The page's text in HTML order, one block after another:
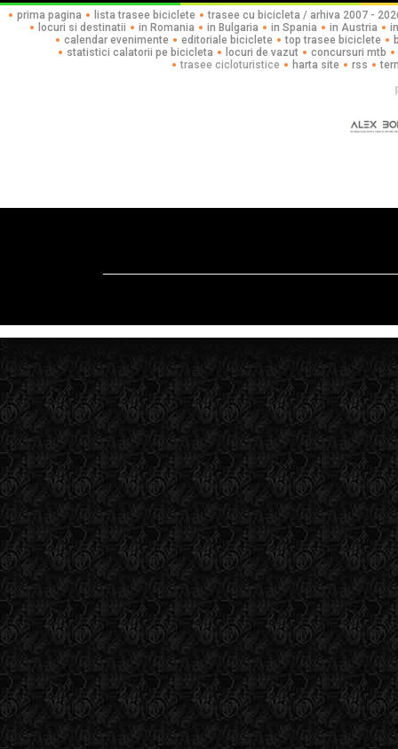
prima pagina lista trasee biciclete
trasee cu bicicleta / arhiva 2007 -
locuri si destinatii
in Romania in Bulgaria in Spania in Austria
calendar evenimente
editoriale biciclete top trasee biciclete
statistici calatorii pe bicicleta
locuri de vazut
concursuri mtb
trasee cicloturistice
harta site rss